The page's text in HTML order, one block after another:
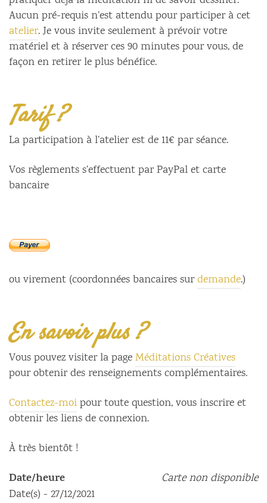
Aucun pré-requis n’est attendu pour participer à cet
atelier. Je vous invite seulement à prévoir votre
matériel et à réserver ces 90 minutes pour vous, de
façon en retirer le plus bénéfice.
Tarif ?
La participation à l’atelier est de 11€ par séance.
Vos règlements s’effectuent par PayPal et carte
bancaire
ou virement (coordonnées bancaires surdemande.)
En savoir plus ?
Vous pouvez visiter la pageMéditations Créatives
pour obtenir des renseignements complémentaires.
Contactez-moipour toute question, vous inscrire et
obtenir les liens de connexion.
À très bientôt !
Carte non disponible
Date/heure
Date(s) - 27/12/2021